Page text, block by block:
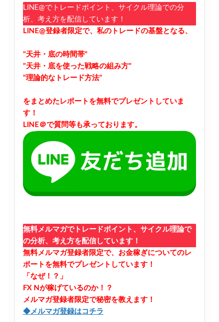
LINE@でトレードポイント、サイクル理論での分
析、考え方を配信しています！
LINE@登録者限定で、私のトレードの基盤となる、
"天井・底の時間帯"
"天井・底を使った戦略の組み方"
"理論的なトレード方法"
をまとめたレポートを無料でプレゼントしていま
す！
LINE＠で質問等も承っております。
無料メルマガでトレードポイント、サイクル理論で
の分析、考え方を配信しています！
無料メルマガ登録者限定で、お金稼ぎについてのレ
ポートを無料でプレゼントしています！
「なぜ！？」
FX Nが稼げているのか！？
メルマガ登録者限定で秘密を教えます！
◆メルマガ登録はコチラ